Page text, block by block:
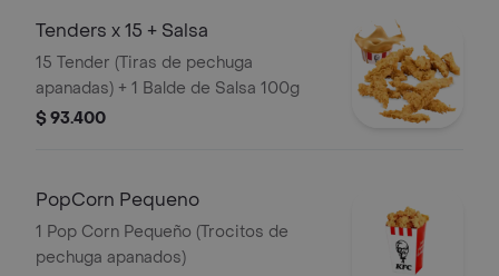
Tenders x 15 + Salsa
15 Tender (Tiras de pechuga
apanadas) + 1 Balde de Salsa 100g
$ 93.400
PopCorn Pequeno
1 Pop Corn Pequeño (Trocitos de
pechuga apanados)